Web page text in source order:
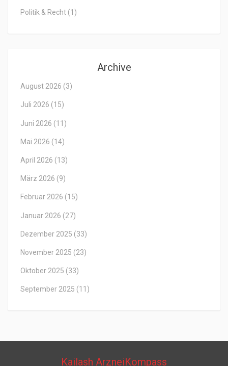
Politik & Recht (1)
Archive
August 2026 (3)
Juli 2026 (15)
Juni 2026 (11)
Mai 2026 (14)
April 2026 (13)
März 2026 (9)
Februar 2026 (15)
Januar 2026 (27)
Dezember 2025 (33)
November 2025 (23)
Oktober 2025 (33)
September 2025 (11)
Kailash ArzneiKompass